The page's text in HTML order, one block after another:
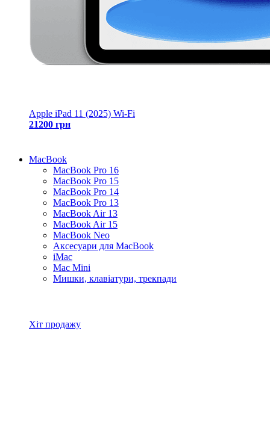
Apple iPad 11 (2025) Wi-Fi
21200 грн
MacBook
MacBook Pro 16
MacBook Pro 15
MacBook Pro 14
MacBook Pro 13
MacBook Air 13
MacBook Air 15
MacBook Neo
Аксесуари для MacBook
iMac
Mac Mini
Мишки, клавіатури, трекпади
Хіт продажу